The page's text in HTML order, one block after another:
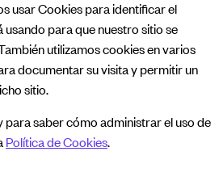
usar Cookies para identificar el
usando para que nuestro sitio se
utilizamos cookies en varios
documentar su visita y permitir un
sitio.
para saber cómo administrar el uso de
Política de Cookies.